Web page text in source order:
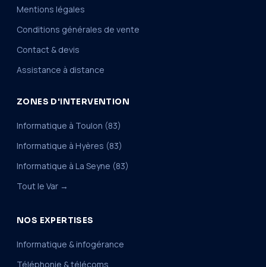
Mentions légales
Conditions générales de vente
Contact & devis
Assistance à distance
ZONES D'INTERVENTION
Informatique à Toulon (83)
Informatique à Hyères (83)
Informatique à La Seyne (83)
Tout le Var →
NOS EXPERTISES
Informatique & infogérance
Téléphonie & télécoms